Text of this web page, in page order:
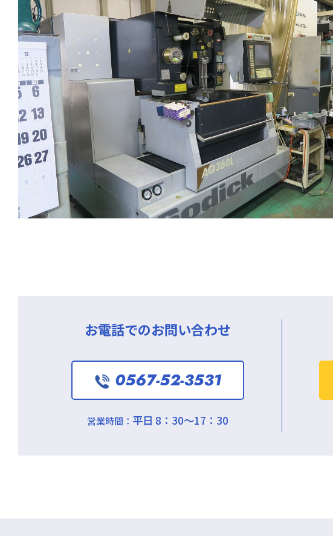
お電話でのお問い合わせ
0567-52-3531
営業時間： 平日 8：30～17：30